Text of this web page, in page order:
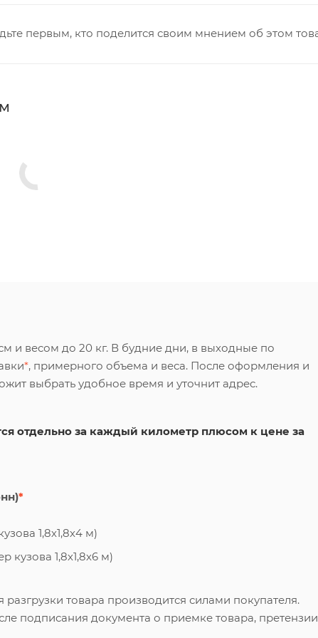
первым, кто поделится своим мнением об этом
и весом до 20 кг. В будние дни, в выходные по
*, примерного объема и веса. После оформления и
выбрать удобное время и уточнит адрес.
отдельно за каждый километр плюсом к цене за
*
1,8х1,8х4 м)
кузова 1,8х1,8х6 м)
товара производится силами покупателя.
подписания документа о приемке товара,